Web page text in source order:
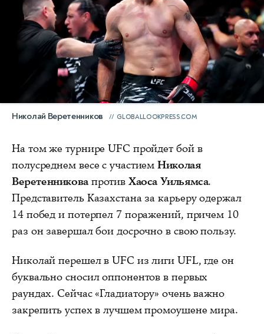
Николай Веретенников GLOBALLOOKPRESS.COM
На том же турнире UFC пройдет бой в
полусреднем весе с участиемНиколая
ВеретенниковапротивХаоса Уильямса.
Представитель Казахстана за карьеру одержал
14 побед и потерпел 7 поражений, причем 10
раз он завершал бои досрочно в свою пользу.
Николай перешел в UFC из лиги UFL, где он
буквально сносил оппонентов в первых
раундах. Сейчас «Гладиатору» очень важно
закрепить успех в лучшем промоушене мира.